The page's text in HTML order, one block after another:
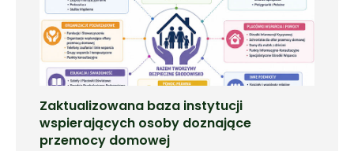
Zaktualizowana baza instytucji
wspierających osoby doznające
przemocy domowej